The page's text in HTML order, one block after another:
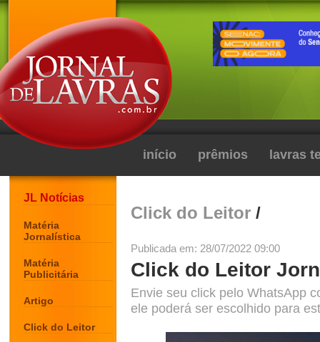
início prêmios lavras
JL Notícias
Matéria
Jornalística
Matéria
Publicitária
Artigo
Click do Leitor
Click do Leitor /
Publicada em: 28/07/2022 09:00
Click do Leitor
Envie seu click pelo WhatsApp
ele poderá ser escolhido para